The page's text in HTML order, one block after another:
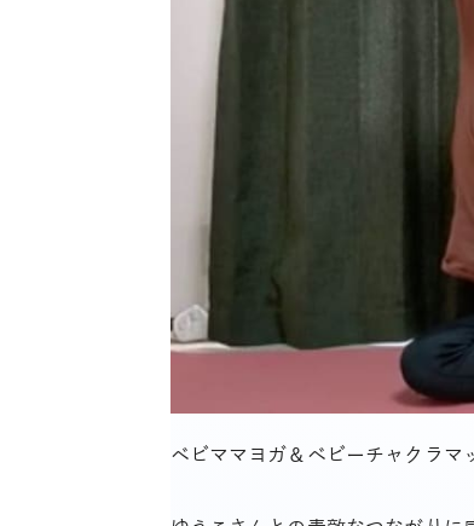
ベビママヨガ＆ベビーチャクラマ